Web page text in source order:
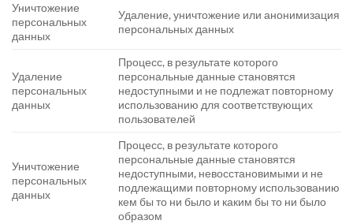
Уничтожение
персональных
данных
Удаление, уничтожение или анонимизация
персональных данных
Удаление
персональных
данных
Процесс, в результате которого
персональные данные становятся
недоступными и не подлежат повторному
использованию для соответствующих
пользователей
Уничтожение
персональных
данных
Процесс, в результате которого
персональные данные становятся
недоступными, невосстановимыми и не
подлежащими повторному использованию
кем бы то ни было и каким бы то ни было
образом